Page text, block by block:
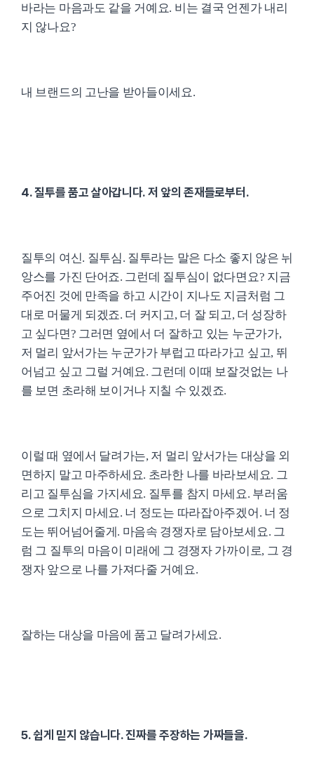
바라는 마음과도 같을 거예요. 비는 결국 언젠가 내리
지 않나요?
내 브랜드의 고난을 받아들이세요.
4. 질투를 품고 살아갑니다. 저 앞의 존재들로부터.
질투의 여신. 질투심. 질투라는 말은 다소 좋지 않은 뉘
앙스를 가진 단어죠. 그런데 질투심이 없다면요? 지금
주어진 것에 만족을 하고 시간이 지나도 지금처럼 그
대로 머물게 되겠죠. 더 커지고, 더 잘 되고, 더 성장하
고 싶다면? 그러면 옆에서 더 잘하고 있는 누군가가,
저 멀리 앞서가는 누군가가 부럽고 따라가고 싶고, 뛰
어넘고 싶고 그럴 거예요. 그런데 이때 보잘것없는 나
를 보면 초라해 보이거나 지칠 수 있겠죠.
이럴 때 옆에서 달려가는, 저 멀리 앞서가는 대상을 외
면하지 말고 마주하세요. 초라한 나를 바라보세요. 그
리고 질투심을 가지세요. 질투를 참지 마세요. 부러움
으로 그치지 마세요. 너 정도는 따라잡아주겠어. 너 정
도는 뛰어넘어줄게. 마음속 경쟁자로 담아보세요. 그
럼 그 질투의 마음이 미래에 그 경쟁자 가까이로, 그 경
쟁자 앞으로 나를 가져다줄 거예요.
잘하는 대상을 마음에 품고 달려가세요.
5. 쉽게 믿지 않습니다. 진짜를 주장하는 가짜들을.